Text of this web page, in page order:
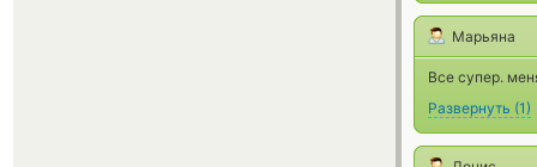
Марьяна
Все супер.
Развернуть (1)